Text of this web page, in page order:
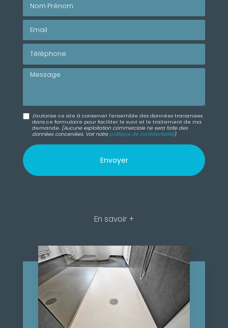
Message
J'autorise ce site à conserver l'ensemble des données transmises
dans ce formulaire pour faciliter le suivi et le traitement de ma
demande. (Aucune exploitation commerciale ne sera faite des
données concervées. Voir notre politique de confidentialité)
En savoir +